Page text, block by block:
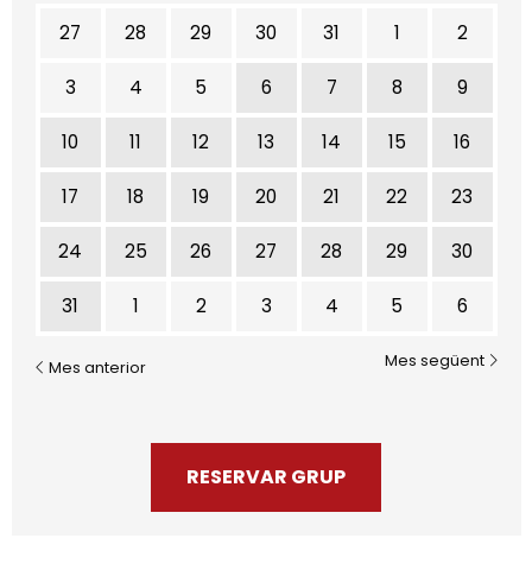
No hi ha cap activitat aquest mes
27 28 29 30 31 1 2
3 4 5 6 7 8 9
10 11 12 13 14 15 16
17 18 19 20 21 22 23
24 25 26 27 28 29 30
31 1 2 3 4 5 6
Mes anterior Mes següent
RESERVAR GRUP